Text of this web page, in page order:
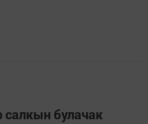
салкын булачак